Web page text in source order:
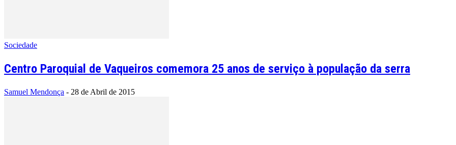
Sociedade
Centro Paroquial de Vaqueiros comemora 25 anos de serviço à população da serra
Samuel Mendonça - 28 de Abril de 2015